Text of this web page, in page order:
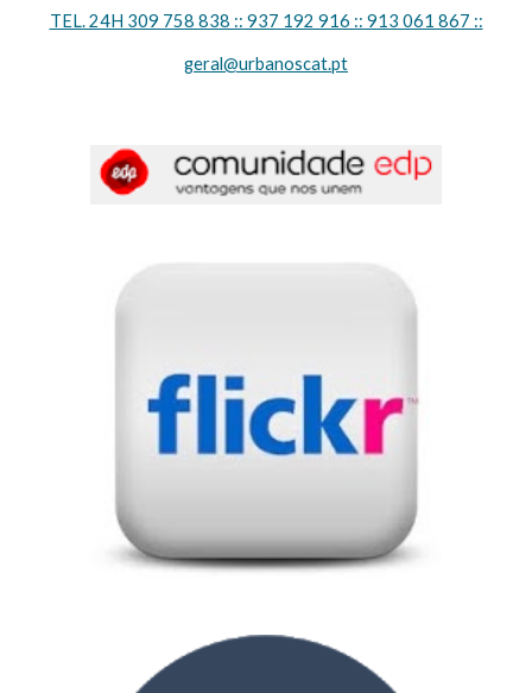
TEL. 24H 309 758 838 :: 937 192 916 :: 913 061 867 ::
geral@urbanoscat.pt